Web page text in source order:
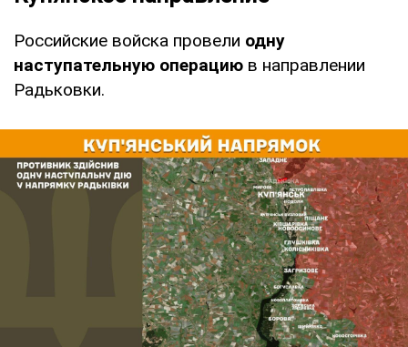
Российские войска провели одну
наступательную операцию в направлении
Радьковки.